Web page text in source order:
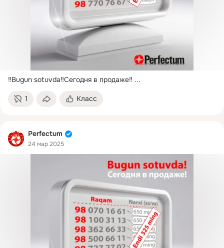
‼️Bugun sotuvda‼️Сегодня в продаже‼️ ...
1 Класс
Perfectum
24 мар 2025